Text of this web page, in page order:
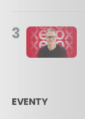
3
EVENTY